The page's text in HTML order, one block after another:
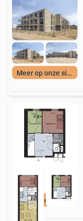
Meer op onze site
Meer op onze site